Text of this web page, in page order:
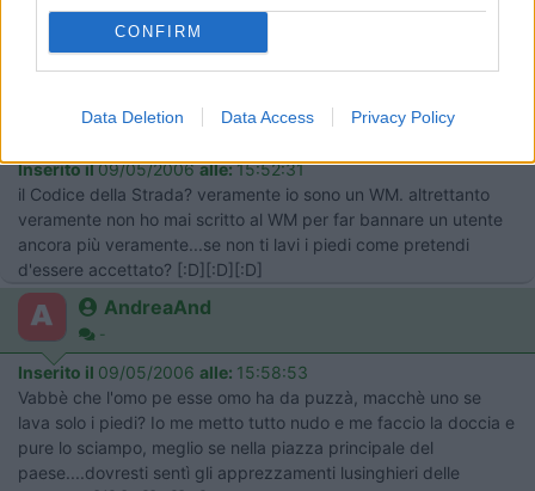
CONFIRM
Data Deletion Data Access Privacy Policy
delle [:o)], adesso puoi andare dalla mamma WM. per farmi
togliere questo nick come ai fatto altre volte.Tu il cs non lo
conosci neanche.
Inserito il09/05/2006 alle:15:52:31
il Codice della Strada? veramente io sono un WM. altrettanto
veramente non ho mai scritto al WM per far bannare un utente
ancora più veramente...se non ti lavi i piedi come pretendi
d'essere accettato? [:D][:D][:D]
AndreaAnd
-
Inserito il 09/05/2006 alle: 15:58:53
Vabbè che l'omo pe esse omo ha da puzzà, macchè uno se
lava solo i piedi? Io me metto tutto nudo e me faccio la doccia e
pure lo sciampo, meglio se nella piazza principale del
paese....dovresti sentì gli apprezzamenti lusinghieri delle